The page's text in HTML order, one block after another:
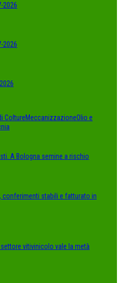
2026
2026
ColtureMeccanizzazioneOlio e
A Bologna semine a rischio
conferimenti stabili e fatturato in
vitivinicolo vale la metà